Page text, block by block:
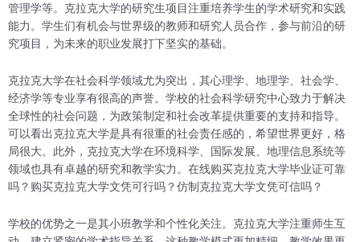
管理学等。克拉克大学的研究生项目注重培养学生的学术研究和实践
能力。学生们有机会与世界级的教师和研究人员合作，参与前沿的研
究项目，为未来的职业发展打下坚实的基础。
克拉克大学在社会科学领域尤为突出，其心理学、地理学、社会学、
经济学等专业享有很高的声誉。学校的社会科学研究中心致力于解决
全球性的社会问题，为政策制定和社会改革提供重要的支持和指导。
可以看出克拉克大学是具有很重的社会责任感的，希望世界更好，格
局很大。此外，克拉克大学在环境科学、国际发展、地理信息系统等
领域也具有卓越的研究和教学实力。在线购买克拉克大学毕业证可靠
吗？购买克拉克大学文凭可行吗？仿制克拉克大学文凭可信吗？
学校的优势之一是其小班教学和个性化关注。克拉克大学注重师生互